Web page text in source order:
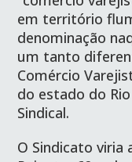
em território
denominação
um tanto
Comércio
do estado do
Sindical.
O Sindicato viria